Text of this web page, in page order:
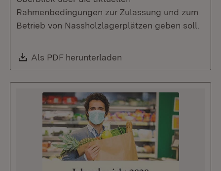
Rahmenbedingungen zur Zulassung und zum
Betrieb von Nassholzlagerplätzen geben soll.
Download:
Als PDF herunterladen